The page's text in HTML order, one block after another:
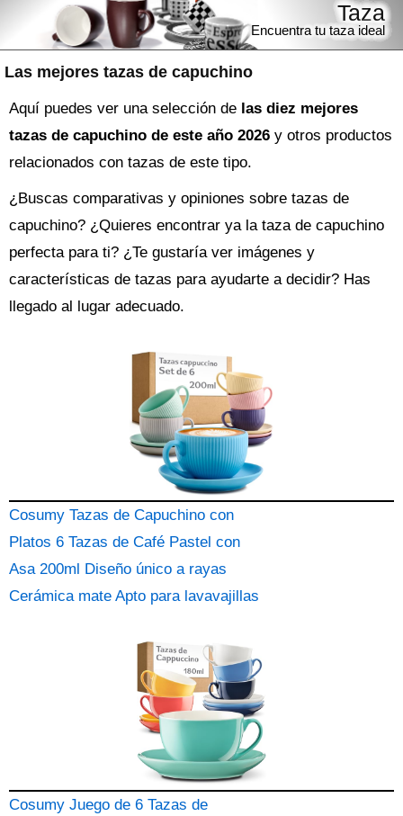
Las mejores tazas de capuchino
Taza
Encuentra tu taza ideal
Aquí puedes ver una selección de las diez mejores
tazas de capuchino de este año 2026 y otros productos
relacionados con tazas de este tipo.
¿Buscas comparativas y opiniones sobre tazas de
capuchino? ¿Quieres encontrar ya la tazade capuchino
perfecta para ti? ¿Te gustaría ver imágenes y
características de tazas para ayudarte a decidir? Has
llegado al lugar adecuado.
Cosumy Tazas de Capuchino con
Platos 6 Tazas de Café Pastel con
Asa 200ml Diseño único a rayas
Cerámica mate Apto para lavavajillas
Cosumy Juego de 6 Tazas de